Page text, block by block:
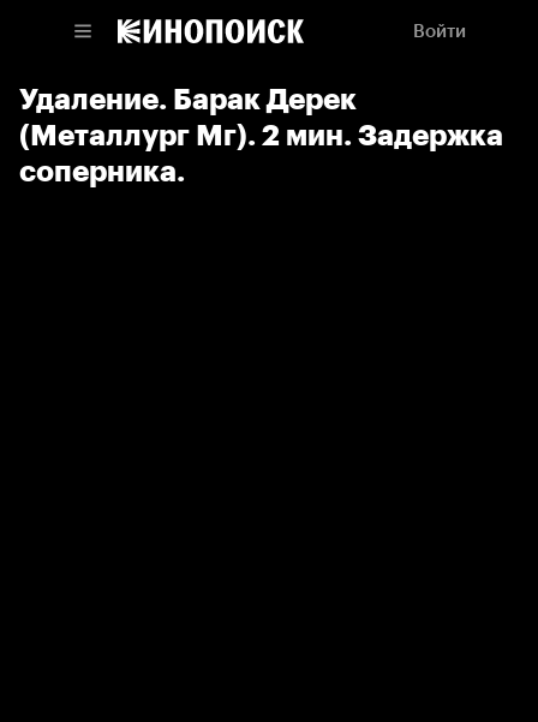
Войти
Удаление. Барак Дерек
(Металлург Мг). 2 мин. Задержка
соперника.